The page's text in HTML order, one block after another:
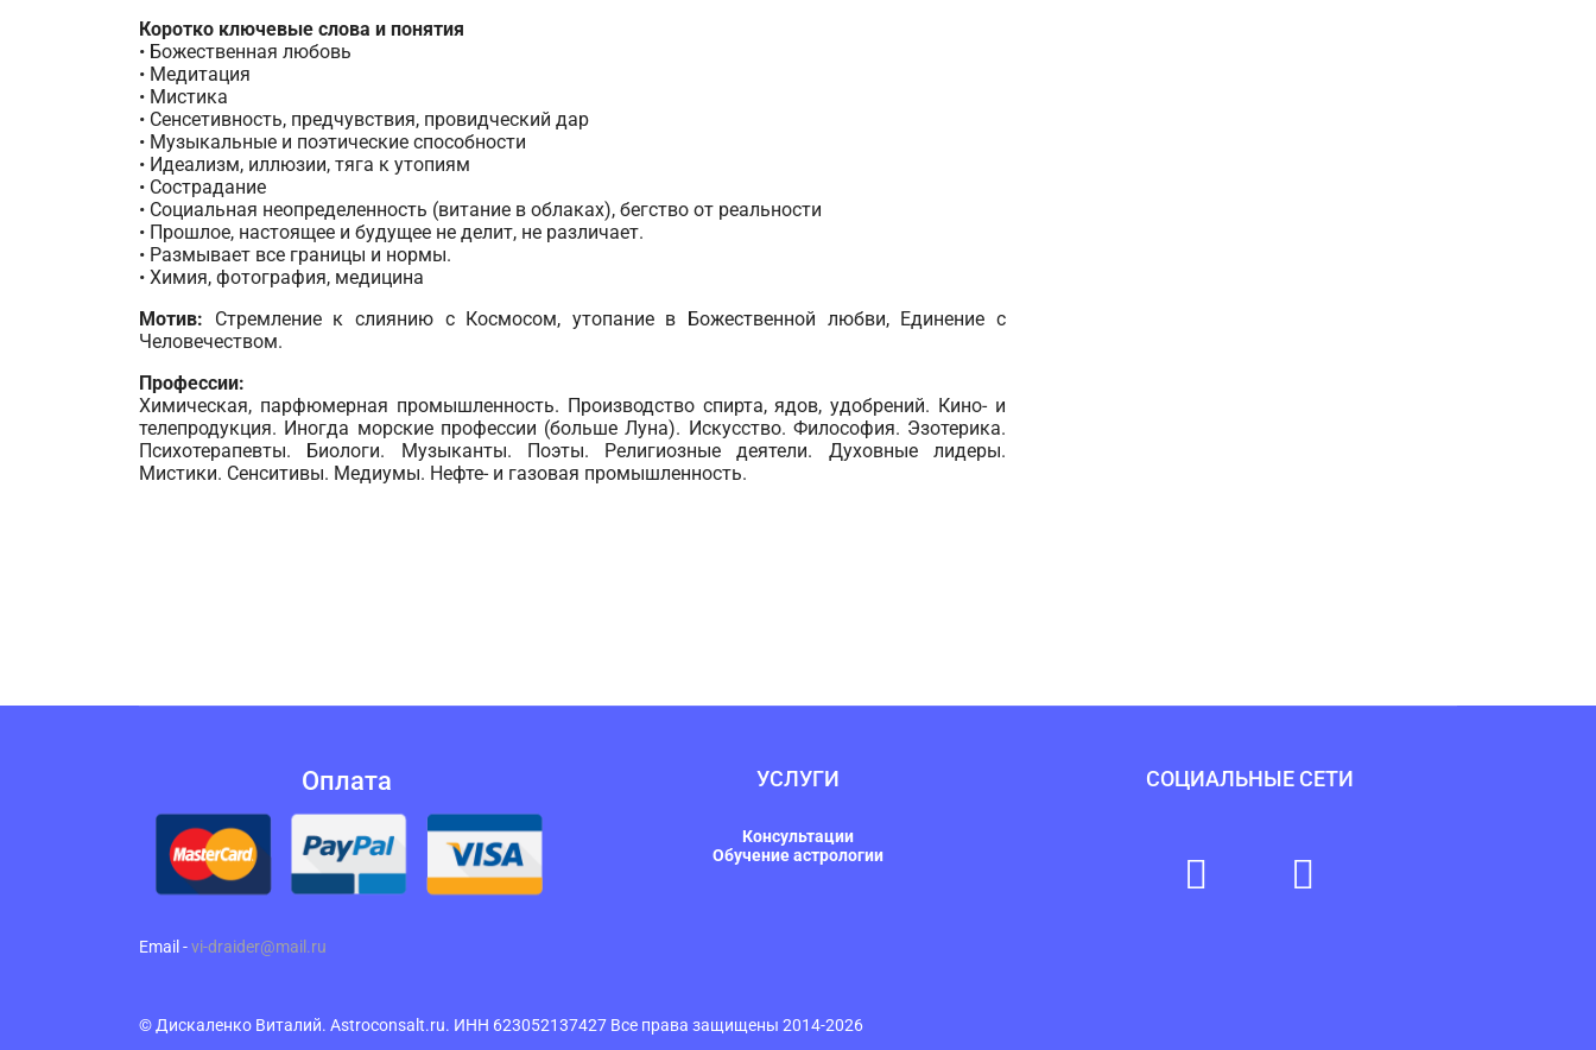
Коротко ключевые слова и понятия
• Божественная любовь
• Медитация
• Мистика
• Сенсетивность, предчувствия, провидческий дар
• Музыкальные и поэтические способности
• Идеализм, иллюзии, тяга к утопиям
• Сострадание
• Социальная неопределенность (витание в облаках), бегство от реальности
• Прошлое, настоящее и будущее не делит, не различает.
• Размывает все границы и нормы.
• Химия, фотография, медицина
Мотив: Стремление к слиянию с Космосом, утопание в Божественной любви, Единение с
Человечеством.
Профессии:
Химическая, парфюмерная промышленность. Производство спирта, ядов, удобрений. Кино- и
телепродукция. Иногда морские профессии (больше Луна). Искусство. Философия. Эзотерика.
Психотерапевты. Биологи. Музыканты. Поэты. Религиозные деятели. Духовные лидеры.
Мистики. Сенситивы. Медиумы. Нефте- и газовая промышленность.
Оплата
Email -vi-draider@mail.ru
УСЛУГИ
Консультации
Обучение астрологии
СОЦИАЛЬНЫЕ СЕТИ
© Дискаленко Виталий. Astroconsalt.ru. ИНН 623052137427 Все права защищены 2014-2026